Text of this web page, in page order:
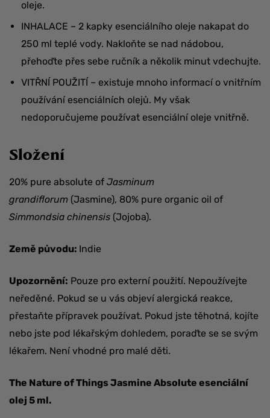
oleje.
INHALACE – 2 kapky esenciálního oleje nakapat do
250 ml teplé vody. Nakloňte se nad nádobou,
přehoďte přes sebe ručník a několik minut vdechujte.
VITŘNÍ POUŽITÍ – existuje mnoho informací o vnitřním
používání esenciálních olejů. My však
nedoporučujeme používat esenciální oleje vnitřně.
Složení
20% pure absolute of Jasminum
grandiflorum (Jasmine), 80% pure organic oil of
Simmondsia chinensis (Jojoba).
Země původu: Indie
Upozornění: Pouze pro externí použití. Nepoužívejte
neředěné. Pokud se u vás objeví alergická reakce,
přestaňte přípravek používat. Pokud jste těhotná, kojíte
nebo jste pod lékařským dohledem, poraďte se se svým
lékařem. Není vhodné pro malé děti.
The Nature of Things Jasmine Absolute esenciální
olej 5 ml.